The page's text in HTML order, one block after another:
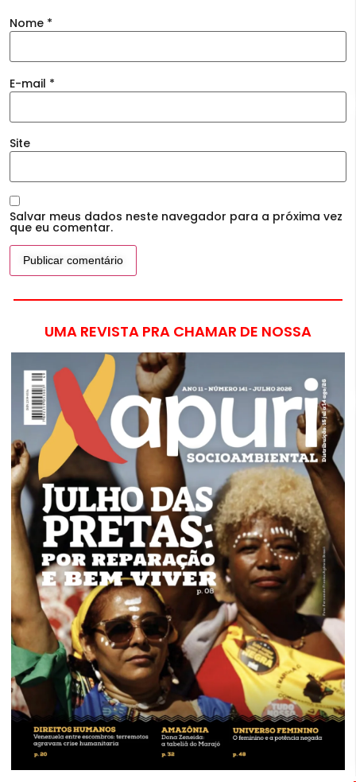
Nome *
E-mail *
Site
Salvar meus dados neste navegador para a próxima vez
que eu comentar.
UMA REVISTA PRA CHAMAR DE NOSSA